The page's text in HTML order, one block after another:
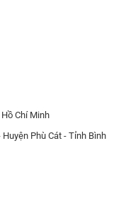
Chí Minh
Phù Cát - Tỉnh Bình